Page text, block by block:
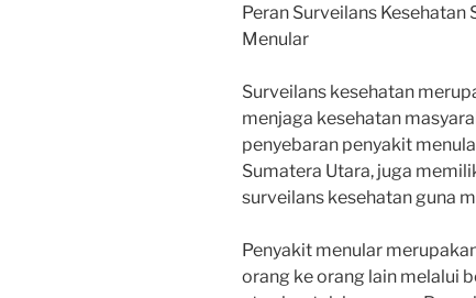
Peran Surveilans
Menular
Surveilans kesehatan
menjaga kesehatan
penyebaran penyakit
Sumatera Utara, juga
surveilans kesehatan guna
Penyakit menular
orang ke orang lain melalui